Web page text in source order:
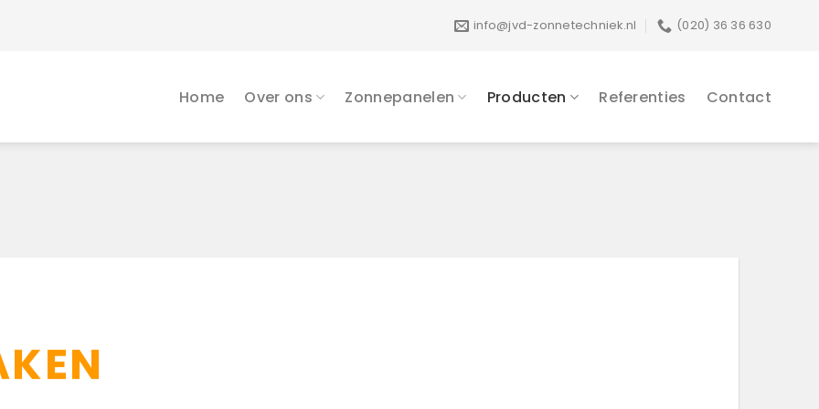
info@jvd-zonnetechniek.nl (020) 36 36 630
Home Over ons Zonnepanelen Producten Referenties Contact